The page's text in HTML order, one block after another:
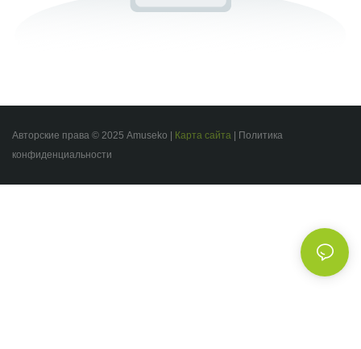
Авторские права © 2025 Amuseko | Карта сайта | Политика
конфиденциальности